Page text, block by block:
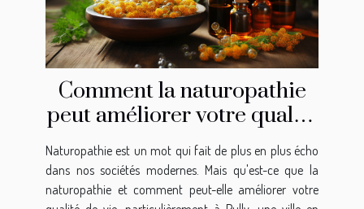
Comment la naturopathie
peut améliorer votre qualité
de vie à Pully
Naturopathie est un mot qui fait de plus en plus écho
dans nos sociétés modernes. Mais qu'est-ce que la
naturopathie et comment peut-elle améliorer votre